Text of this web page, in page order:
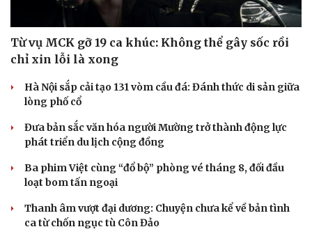
Từ vụ MCK gỡ 19 ca khúc: Không thể gây sốc rồi
chỉ xin lỗi là xong
Hà Nội sắp cải tạo 131 vòm cầu đá: Đánh thức di sản giữa
lòng phố cổ
Đưa bản sắc văn hóa người Mường trở thành động lực
phát triển du lịch cộng đồng
Ba phim Việt cùng “đổ bộ” phòng vé tháng 8, đối đầu
loạt bom tấn ngoại
Thanh âm vượt đại dương: Chuyện chưa kể về bản tình
ca từ chốn ngục tù Côn Đảo